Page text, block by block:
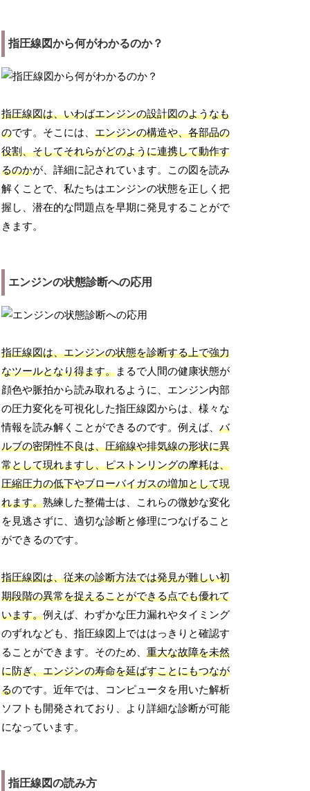
指圧線図から何がわかるのか？
指圧線図は、いわばエンジンの設計図のようなも
のです。そこには、エンジンの構造や、各部品の
役割、そしてそれらがどのように連携して動作す
るのかが、詳細に記されています。この図を読み
解くことで、私たちはエンジンの状態を正しく把
握し、潜在的な問題点を早期に発見することがで
きます。
エンジンの状態診断への応用
指圧線図は、エンジンの状態を診断する上で強力
なツールとなり得ます。まるで人間の健康状態が
顔色や脈拍から読み取れるように、エンジン内部
の圧力変化を可視化した指圧線図からは、様々な
情報を読み解くことができるのです。例えば、バ
ルブの密閉性不良は、圧縮線や排気線の形状に異
常として現れますし、ピストンリングの摩耗は、
圧縮圧力の低下やブローバイガスの増加として現
れます。熟練した整備士は、これらの微妙な変化
を見逃さずに、適切な診断と修理につなげること
ができるのです。
指圧線図は、従来の診断方法では発見が難しい初
期段階の異常を捉えることができる点でも優れて
います。例えば、わずかな圧力漏れやタイミング
のずれなども、指圧線図上でははっきりと確認す
ることができます。そのため、重大な故障を未然
に防ぎ、エンジンの寿命を延ばすことにもつなが
るのです。近年では、コンピュータを用いた解析
ソフトも開発されており、より詳細な診断が可能
になっています。
指圧線図の読み方